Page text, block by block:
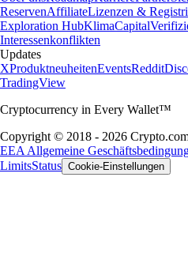
ReservenAffiliateLizenzen &
Exploration HubKlimaCapital
Interessenkonflikten
Updates
XProduktneuheitenEventsReddit
TradingView
Cryptocurrency in Every Wallet™
Copyright © 2018 - 2026
EEA Allgemeine
LimitsStatus Cookie-Einstellungen